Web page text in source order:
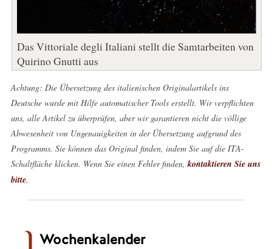
Das Vittoriale degli Italiani stellt die Samtarbeiten von
Quirino Gnutti aus
Achtung: Die Übersetzung des italienischen Originalartikels ins
Deutsche wurde mit Hilfe automatischer Tools erstellt. Wir verpflichten
uns, alle Artikel zu überprüfen, aber wir garantieren nicht die völlige
Abwesenheit von Ungenauigkeiten in der Übersetzung aufgrund des
Programms. Sie können das Original finden, indem Sie auf die ITA-
Schaltfläche klicken. Wenn Sie einen Fehler finden, kontaktieren Sie uns
bitte.
Wochenkalender